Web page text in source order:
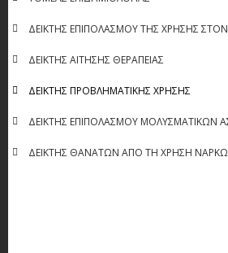
ΜΕΝΟΎ
ΕΠΙΔΗΜΙΟΛΟΓΙΑ
ΔΕΊΚΤΗΣ ΕΠΙΠΟΛΑΣΜΟΎ ΤΗΣ ΧΡΉΣΗΣ
ΔΕΊΚΤΗΣ ΑΊΤΗΣΗΣ ΘΕΡΑΠΕΊΑΣ
ΔΕΊΚΤΗΣ ΠΡΟΒΛΗΜΑΤΙΚΉΣ ΧΡΉΣΗΣ
ΔΕΊΚΤΗΣ ΕΠΙΠΟΛΑΣΜΟΎ ΜΟΛΥΣΜΑΤΙΚΏΝ
ΔΕΊΚΤΗΣ ΘΑΝΆΤΩΝ ΑΠΌ ΤΗ ΧΡΉΣΗ